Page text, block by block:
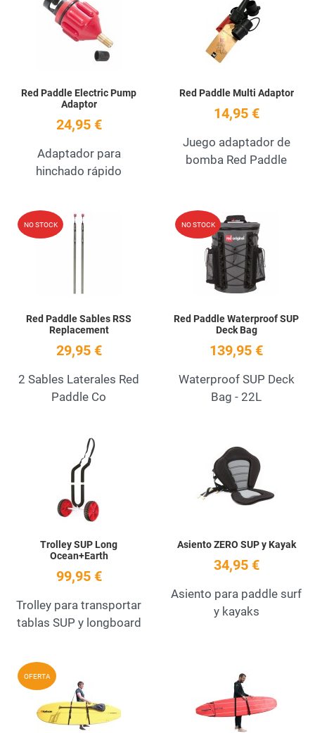
Red Paddle Electric Pump
Adaptor
24,95 €
Adaptador para
hinchado rápido
Red Paddle Multi Adaptor
14,95 €
Juego adaptador de
bomba Red Paddle
NO STOCK Add to Wishlist
Quick View
Red Paddle Sables RSS
Replacement
29,95 €
2 Sables Laterales Red
Paddle Co
NO STOCK
Red Paddle Waterproof SUP
Deck Bag
139,95 €
Waterproof SUP Deck
Bag - 22L
Trolley SUP Long
Ocean+Earth
99,95 €
Trolley para transportar
tablas SUP y longboard
Asiento ZERO SUP y Kayak
34,95 €
Asiento para paddle surf
y kayaks
OFERTA
Quick View